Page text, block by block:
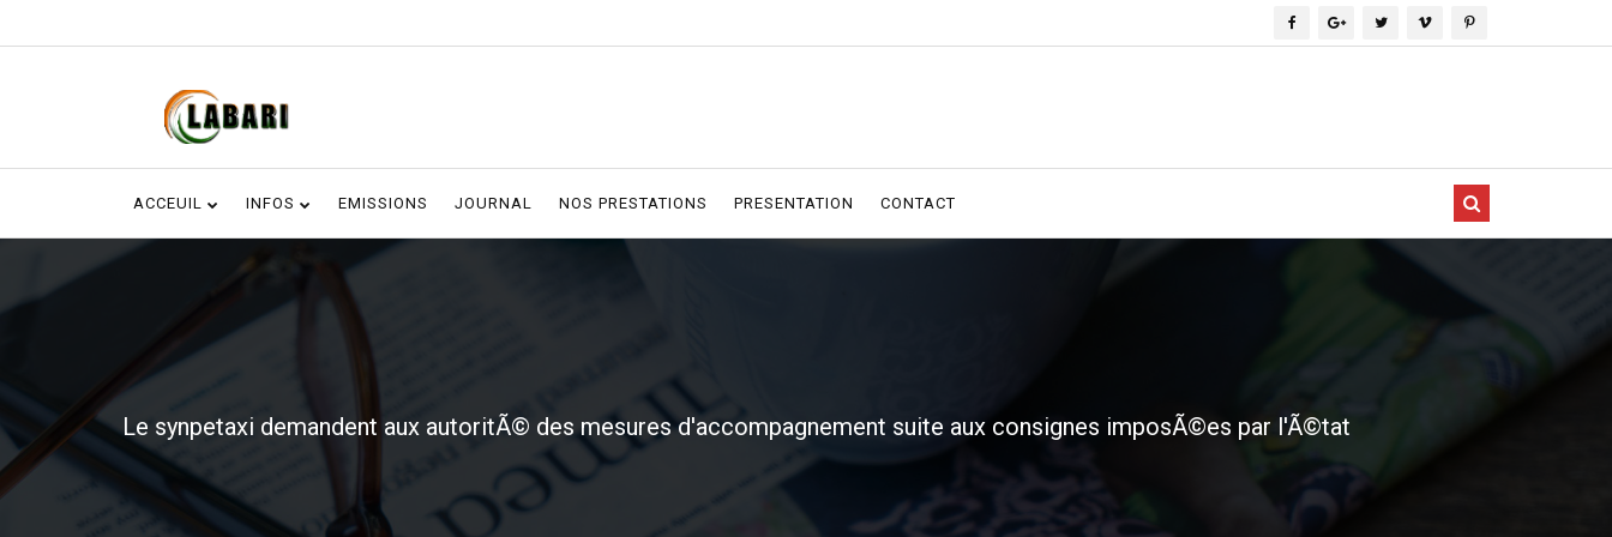
ACCEUIL INFOS EMISSIONS JOURNAL NOS PRESTATIONS PRESENTATION CONTACT
Le synpetaxi demandent aux autoritÃ© des mesures d'accompagnement suite aux consignes imposÃ©es par l'Ã©tat